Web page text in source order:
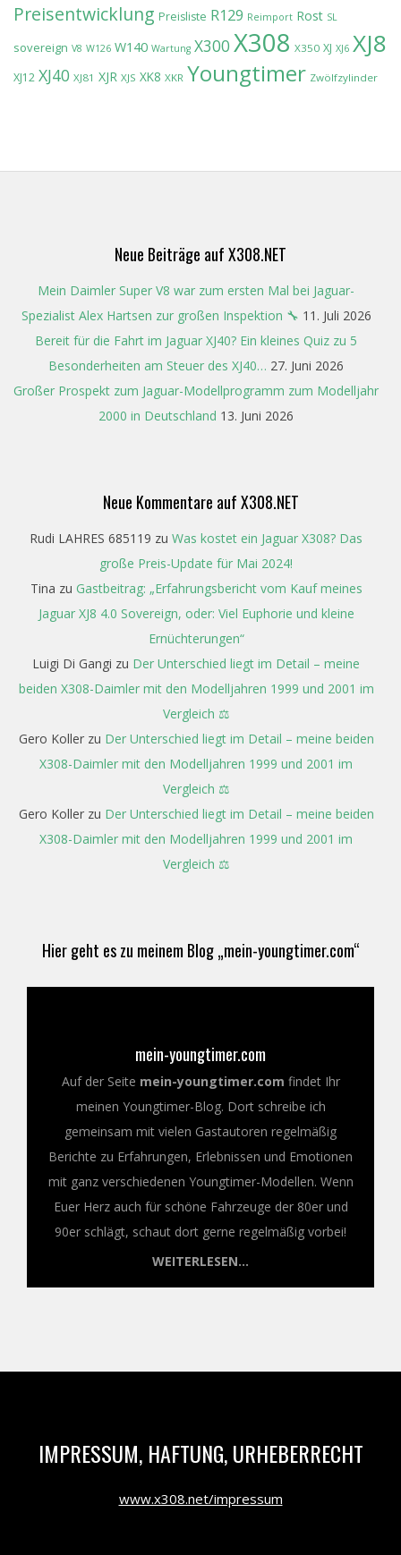
Preisentwicklung Preisliste R129 Reimport Rost SL
sovereign V8 W126 W140 Wartung X300 X308 X350 XJ XJ6 XJ8
XJ12 XJ40 XJ81 XJR XJS XK8 XKR Youngtimer Zwölfzylinder
Neue Beiträge auf X308.NET
Mein Daimler Super V8 war zum ersten Mal bei Jaguar-
Spezialist Alex Hartsen zur großen Inspektion 🔧 11. Juli 2026
Bereit für die Fahrt im Jaguar XJ40? Ein kleines Quiz zu 5
Besonderheiten am Steuer des XJ40… 27. Juni 2026
Großer Prospekt zum Jaguar-Modellprogramm zum Modelljahr
2000 in Deutschland 13. Juni 2026
Neue Kommentare auf X308.NET
Rudi LAHRES 685119 zu Was kostet ein Jaguar X308? Das
große Preis-Update für Mai 2024!
Tina zu Gastbeitrag: „Erfahrungsbericht vom Kauf meines
Jaguar XJ8 4.0 Sovereign, oder: Viel Euphorie und kleine
Ernüchterungen“
Luigi Di Gangi zu Der Unterschied liegt im Detail – meine
beiden X308-Daimler mit den Modelljahren 1999 und 2001 im
Vergleich ⚖️
Gero Kollerzu Der Unterschied liegt im Detail – meine beiden
X308-Daimler mit den Modelljahren 1999 und 2001 im
Vergleich ⚖️
Gero Kollerzu Der Unterschied liegt im Detail – meine beiden
X308-Daimler mit den Modelljahren 1999 und 2001 im
Vergleich ⚖️
Hier geht es zu meinem Blog „mein-youngtimer.com“
mein-youngtimer.com
Auf der Seite mein-youngtimer.com findet Ihr
meinen Youngtimer-Blog. Dort schreibe ich
gemeinsam mit vielen Gastautoren regelmäßig
Berichte zu Erfahrungen, Erlebnissen und Emotionen
mit ganz verschiedenen Youngtimer-Modellen. Wenn
Euer Herz auch für schöne Fahrzeuge der 80er und
90er schlägt, schaut dort gerne regelmäßig vorbei!
WEITERLESEN...
IMPRESSUM, HAFTUNG, URHEBERRECHT
www.x308.net/impressum